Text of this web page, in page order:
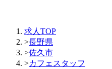
求人TOP
>長野県
>佐久市
>カフェスタッフ